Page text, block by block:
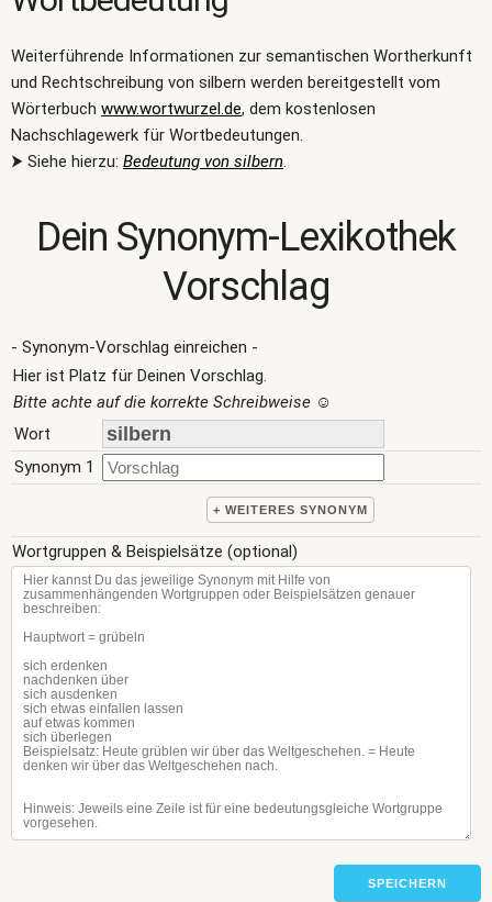
Weiterführende Informationen zur semantischen Wortherkunft
und Rechtschreibung von silbern werden bereitgestellt vom
Wörterbuch www.wortwurzel.de, dem kostenlosen
Nachschlagewerk für Wortbedeutungen.
⮞ Siehe hierzu: Bedeutung von silbern.
Dein Synonym-Lexikothek
Vorschlag
- Synonym-Vorschlag einreichen -
Hier ist Platz für Deinen Vorschlag.
Bitte achte auf die korrekte Schreibweise ☺
Wort
Synonym 1
+ WEITERES SYNONYM
Wortgruppen & Beispielsätze (optional)
SPEICHERN